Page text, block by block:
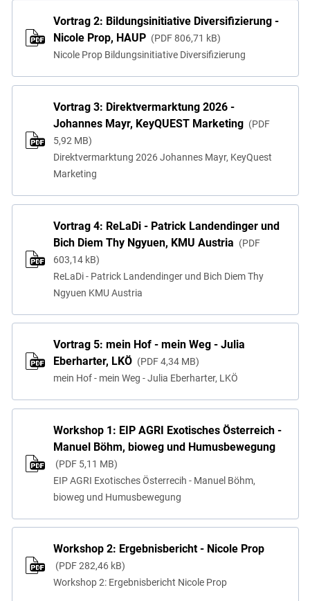
Vortrag 2: Bildungsinitiative Diversifizierung -
Nicole Prop, HAUP
PDF 806,71 kB
Nicole Prop Bildungsinitiative Diversifizierung
Vortrag 3: Direktvermarktung 2026 -
Johannes Mayr, KeyQUEST Marketing
PDF
5,92 MB
Direktvermarktung 2026 Johannes Mayr, KeyQuest
Marketing
Vortrag 4: ReLaDi - Patrick Landendinger und
Bich Diem Thy Ngyuen, KMU Austria
PDF
603,14 kB
ReLaDi - Patrick Landendinger und Bich Diem Thy
Ngyuen KMU Austria
Vortrag 5: mein Hof - mein Weg - Julia
Eberharter, LKÖ
PDF 4,34 MB
mein Hof - mein Weg - Julia Eberharter, LKÖ
Workshop 1: EIP AGRI Exotisches Österreich -
Manuel Böhm, bioweg und Humusbewegung
PDF 5,11 MB
EIP AGRI Exotisches Österrecih - Manuel Böhm,
bioweg und Humusbewegung
Workshop 2: Ergebnisbericht - Nicole Prop
PDF 282,46 kB
Workshop 2: Ergebnisbericht Nicole Prop